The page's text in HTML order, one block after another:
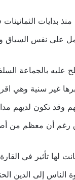
بدايات
على نفس السياق
عليه بالجماعة
غير سنية وهي
وقد تكون لديهم
رغم أن معظم من
لها تأثير في
إلى الدين